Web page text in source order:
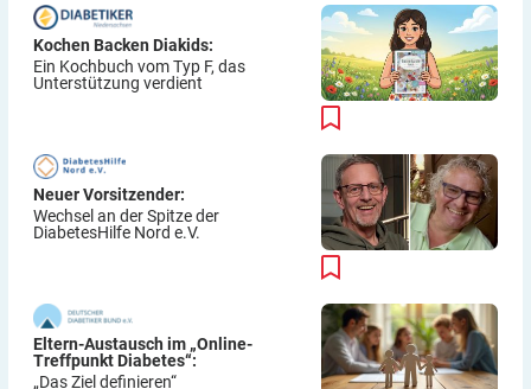
Kochen Backen Diakids:
Ein Kochbuch vom Typ F, das
Unterstützung verdient
Neuer Vorsitzender:
Wechsel an der Spitze der
DiabetesHilfe Nord e.V.
Eltern-Austausch im „Online-
Treffpunkt Diabetes“:
„Das Ziel definieren“